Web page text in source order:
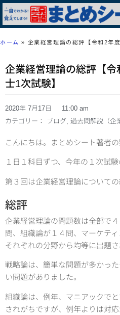
ホーム » 企業経営理論の総評【令和2年
企業経営理論の総評【
士1次試験】
2020年 7月17日
11:00 am
カテゴリー：
ブログ, 過去問解説（企
こんにちは。まとめシート著者の
１日１科目ずつ、今年の１次試
第３回は企業経営理論についての
総評
企業経営理論の問題数は全部で
問、組織論が１４問、マーケテ
それぞれの分野から均等に出題さ
戦略論は、簡単な問題が多かっ
い問題がありました。
組織論は、例年、マニアックで
されがちですが、例年よりは対